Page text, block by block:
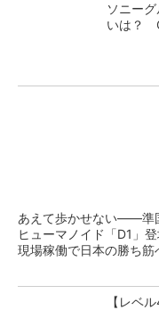
ソニー
いは？
あえて歩かせない――準
ヒューマノイド「D1」登
現場稼働で日本の勝ち筋
【レベ